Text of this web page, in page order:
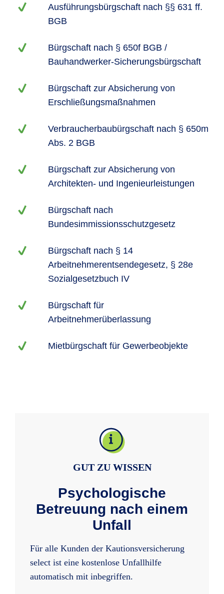
Ausführungsbürgschaft nach §§ 631 ff.
BGB
Bürgschaft nach § 650f BGB /
Bauhandwerker-Sicherungsbürgschaft
Bürgschaft zur Absicherung von
Erschließungsmaßnahmen
Verbraucherbaubürgschaft nach § 650m
Abs. 2 BGB
Bürgschaft zur Absicherung von
Architekten- und Ingenieurleistungen
Bürgschaft nach
Bundesimmissionsschutzgesetz
Bürgschaft nach § 14
Arbeitnehmerentsendegesetz, § 28e
Sozialgesetzbuch IV
Bürgschaft für
Arbeitnehmerüberlassung
Mietbürgschaft für Gewerbeobjekte
GUT ZU WISSEN
Psychologische
Betreuung nach einem
Unfall
Für alle Kunden der Kautionsversicherung
select ist eine kostenlose Unfallhilfe
automatisch mit inbegriffen.